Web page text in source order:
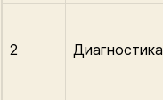
2 Диагностика